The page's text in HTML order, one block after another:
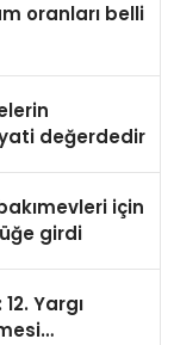
oranları belli
değerdedir
için
girdi
Yargı